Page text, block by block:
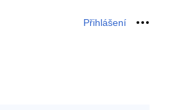
Přihlášení Osobní